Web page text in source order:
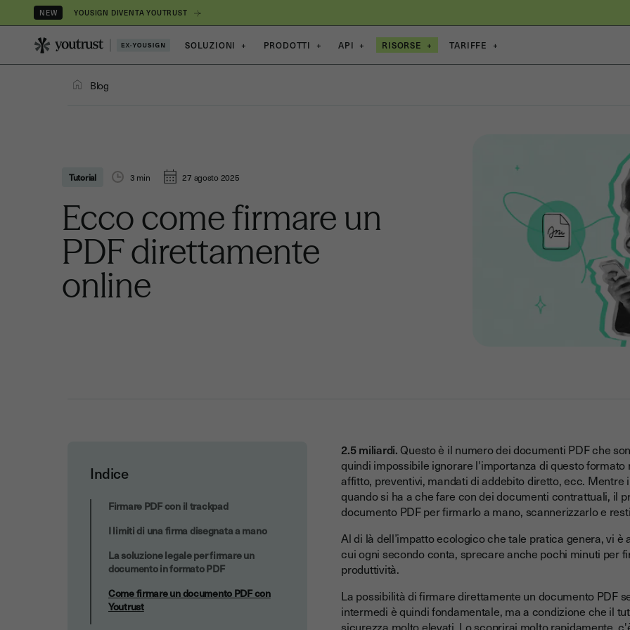
NEW YOUSIGN DIVENTA YOUTRUST
SOLUZIONI + PRODOTTI + API + RISORSE + TARIFFE +
Blog
Tutorial 3 min 27 agosto 2025
Ecco come firmare un
PDF direttamente
online
Indice
Come firmare un documento PDF con
Firmare PDF con il trackpad
I limiti di una firma disegnata a mano
La soluzione legale per firmare un
documento in formato PDF
Come firmare un documento PDF con
Youtrust
2.5 miliardi. Questo è il numero dei documenti PDF che
quindi impossibile ignorare l'importanza di questo
affitto, preventivi, mandati di addebito diretto, ecc.
quando si ha a che fare con dei documenti contrattuali, il
documento PDF per firmarlo a mano, scannerizzarlo e
Al di là dell’impatto ecologico che tale pratica genera, vi
cui ogni secondo conta, sprecare anche pochi minuti per
produttività.
La possibilità di firmare direttamente un documento PDF
intermedi è quindi fondamentale, ma a condizione che il
sicurezza molto elevati. Lo scoprirai molto rapidamente,